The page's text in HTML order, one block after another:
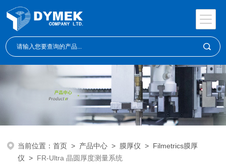
当前位置：首页 > 产品中心 > 膜厚仪 > Filmetrics膜厚
仪 > FR-Ultra 晶圆厚度测量系统